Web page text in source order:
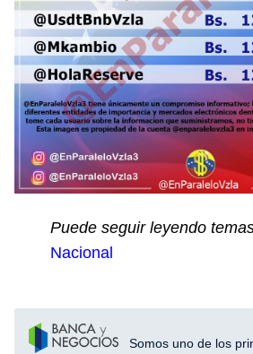
Puede seguir leyendo
Nacional
Somos uno de los